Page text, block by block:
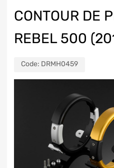
CONTOUR DE
REBEL 500
Code: DRMH0459